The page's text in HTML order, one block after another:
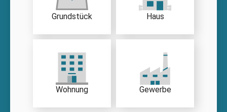
Grundstück Haus
Wohnung Gewerbe